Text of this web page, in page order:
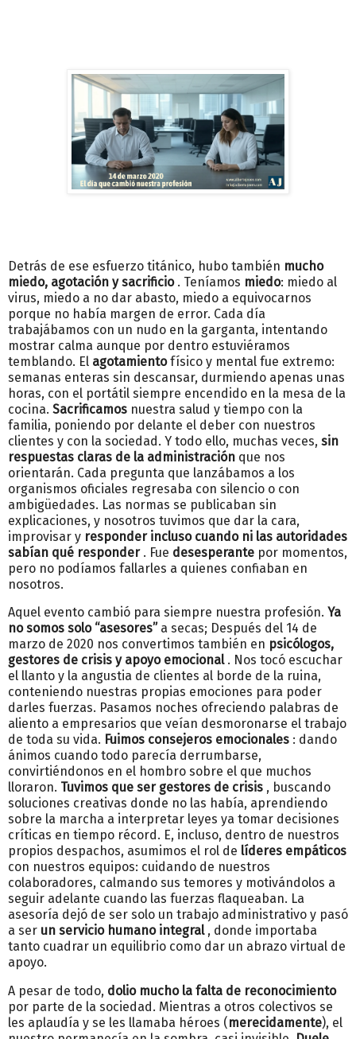
Detrás de ese esfuerzo titánico, hubo también mucho
miedo, agotación y sacrificio. Teníamos miedo: miedo al
virus, miedo a no dar abasto, miedo a equivocarnos
porque no había margen de error. Cada día
trabajábamos con un nudo en la garganta, intentando
mostrar calma aunque por dentro estuviéramos
temblando. El agotamientofísico y mental fue extremo:
semanas enteras sin descansar, durmiendo apenas unas
horas, con el portátil siempre encendido en la mesa de la
cocina. Sacrificamos nuestra salud y tiempo con la
familia, poniendo por delante el deber con nuestros
clientes y con la sociedad. Y todo ello, muchas veces, sin
respuestas claras de la administración que nos
orientarán. Cada pregunta que lanzábamos a los
organismos oficiales regresaba con silencio o con
ambigüedades. Las normas se publicaban sin
explicaciones, y nosotros tuvimos que dar la cara,
improvisar y responder incluso cuando ni las autoridades
sabían qué responder. Fue desesperante por momentos,
pero no podíamos fallarles a quienes confiaban en
nosotros.
Aquel evento cambió para siempre nuestra profesión. Ya
no somos solo “asesores” a secas; Después del 14 de
marzo de 2020 nos convertimos también en psicólogos,
gestores de crisis y apoyo emocional. Nos tocó escuchar
el llanto y la angustia de clientes al borde de la ruina,
conteniendo nuestras propias emociones para poder
darles fuerzas. Pasamos noches ofreciendo palabras de
aliento a empresarios que veían desmoronarse el trabajo
de toda su vida. Fuimos consejeros emocionales : dando
ánimos cuando todo parecía derrumbarse,
convirtiéndonos en el hombro sobre el que muchos
lloraron. Tuvimos que ser gestores de crisis , buscando
soluciones creativas donde no las había, aprendiendo
sobre la marcha a interpretar leyes ya tomar decisiones
críticas en tiempo récord. E, incluso, dentro de nuestros
propios despachos, asumimos el rol de líderes empáticos
con nuestros equipos: cuidando de nuestros
colaboradores, calmando sus temores y motivándolos a
seguir adelante cuando las fuerzas flaqueaban. La
asesoría dejó de ser solo un trabajo administrativo y pasó
a ser un servicio humano integral, donde importaba
tanto cuadrar un equilibrio como dar un abrazo virtual de
apoyo.
A pesar de todo, dolio mucho la falta de reconocimiento
por parte de la sociedad. Mientras a otros colectivos se
les aplaudía y se les llamaba héroes ( merecidamente), el